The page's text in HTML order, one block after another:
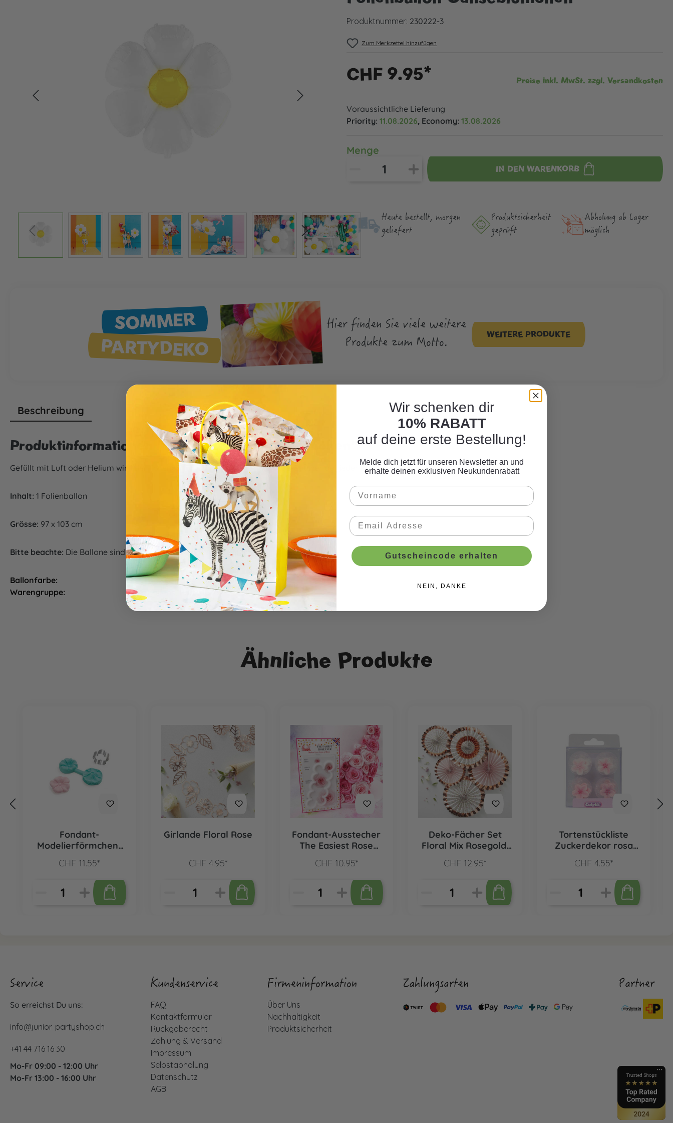
Produktnummer: 230222-3
Zum Merkzettel hinzufügen
CHF 9.95* Preise inkl. MwSt. zzgl. Versandkosten
Voraussichtliche Lieferung
Priority: 11.08.2026, Economy: 13.08.2026
Menge
IN DEN WARENKORB
Heute bestellt, morgen
geliefert
Produktsicher­heit
geprüft
Abholung ab Lager
möglich
SOMMER
PARTYDEKO
Hier finden Sie viele weitere
Produkte zum Motto.
WEITERE PRODUKTE
Beschreibung
Produktinformationen "Folienballon Gänseblümchen"
Gefüllt mit Luft oder Helium wird der Folienballon Gänseblümchen zum Eye-Catcher auf jeder Party.
Inhalt: 1 Folienballon
Grösse: 97 x 103 cm
Bitte beachte: Die Ballone sind nicht mit Luft oder Helium gefüllt.
Ballonfarbe:
weiss
Warengruppe:
Ballons, Partydeko
Ähnliche Produkte
Fondant-
Modelierförmchen-
2-tlg.
CHF 11.55*
Girlande Floral Rose
CHF 4.95*
Fondant-Ausstecher
The Easiest Rose
CHF 10.95*
Deko-Fächer Set
Floral Mix Rosegold,
CHF 12.95*
Tortenstückliste
Zuckerdekor rosa
CHF 4.55*
Service
So erreichst Du uns:
info@junior-partyshop.ch
+41 44 716 16 30
Mo-Fr 09:00 - 12:00 Uhr
Mo-Fr 13:00 - 16:00 Uhr
Kundenservice
FAQ
Kontaktformular
Rückgaberecht
Zahlung & Versand
Impressum
Selbstabholung
Datenschutz
AGB
Firmeninformation
Über Uns
Nachhaltigkeit
Produktsicherheit
Zahlungsarten Partner
Wir schenken dir
10% RABATT
auf deine erste Bestellung!
Melde dich jetzt für unseren Newsletter an und
erhalte deinen exklusiven Neukundenrabatt
Gutscheincode erhalten
NEIN, DANKE